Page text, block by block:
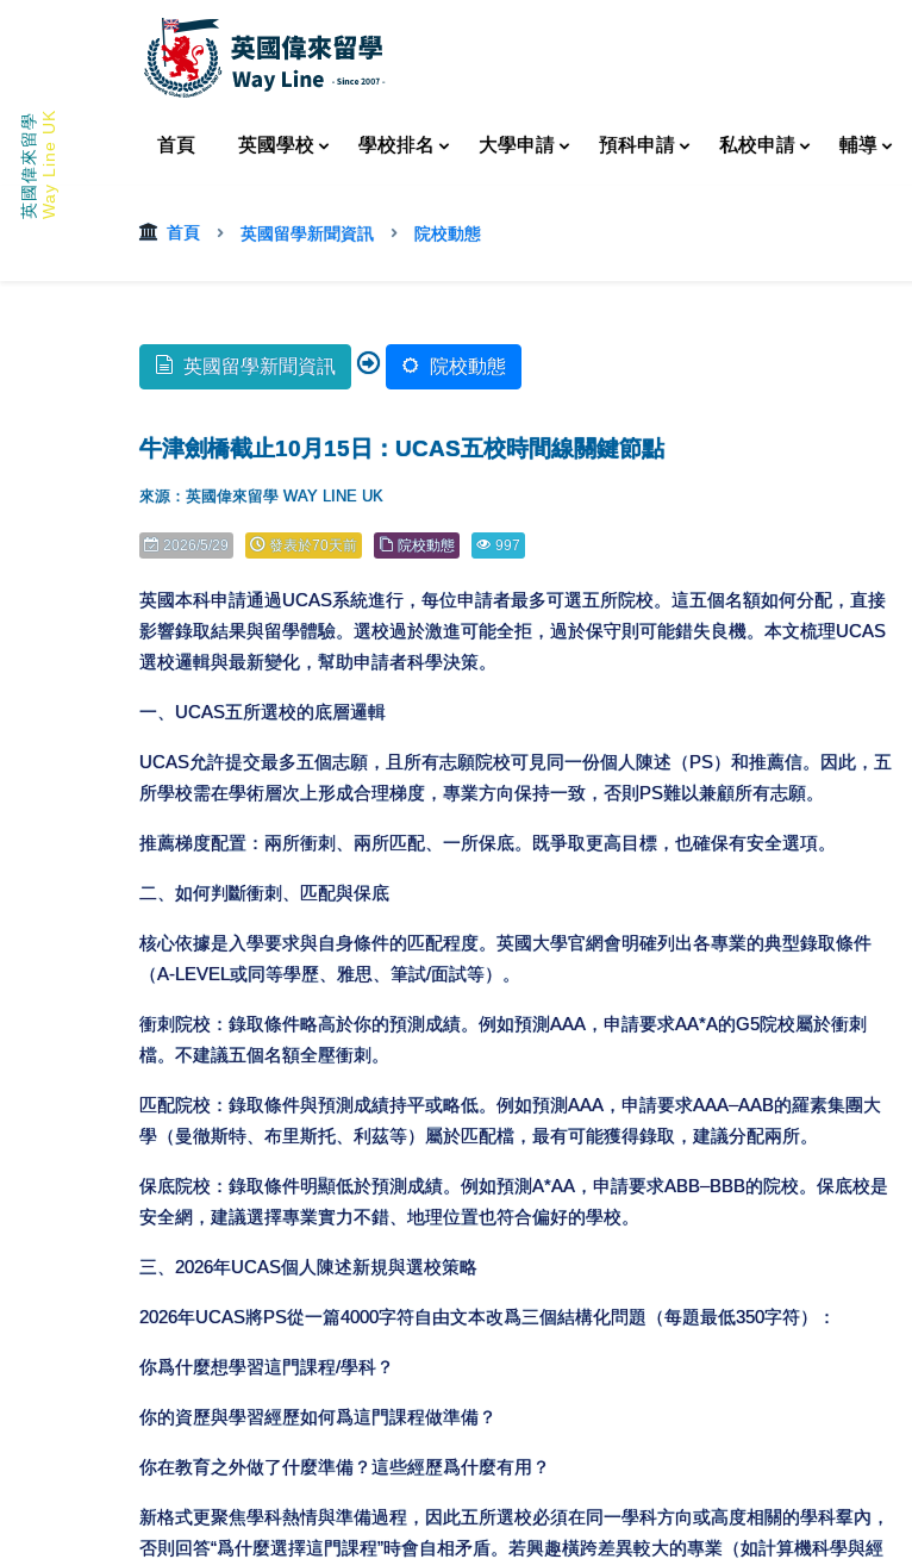
首頁 英國學校 學校排名 大學申請 預科申請 私校申請 輔導
英國偉來留學Way Line UK
首頁 英國留學新聞資訊 院校動態
英國留學新聞資訊 院校動態
牛津劍橋截止10月15日：UCAS五校時間線關鍵節點
來源：英國偉來留學 WAY LINE UK
2026/5/29 發表於70天前 院校動態 997
英國本科申請通過UCAS系統進行，每位申請者最多可選五所院校。這五個名額如何分配，直接
影響錄取結果與留學體驗。選校過於激進可能全拒，過於保守則可能錯失良機。本文梳理UCAS
選校邏輯與最新變化，幫助申請者科學決策。
一、UCAS五所選校的底層邏輯
UCAS允許提交最多五個志願，且所有志願院校可見同一份個人陳述（PS）和推薦信。因此，五
所學校需在學術層次上形成合理梯度，專業方向保持一致，否則PS難以兼顧所有志願。
推薦梯度配置：兩所衝刺、兩所匹配、一所保底。既爭取更高目標，也確保有安全選項。
二、如何判斷衝刺、匹配與保底
核心依據是入學要求與自身條件的匹配程度。英國大學官網會明確列出各專業的典型錄取條件
（A-LEVEL或同等學歷、雅思、筆試/面試等）。
衝刺院校：錄取條件略高於你的預測成績。例如預測AAA，申請要求AA*A的G5院校屬於衝刺
檔。不建議五個名額全壓衝刺。
匹配院校：錄取條件與預測成績持平或略低。例如預測AAA，申請要求AAA–AAB的羅素集團大
學（曼徹斯特、布里斯托、利茲等）屬於匹配檔，最有可能獲得錄取，建議分配兩所。
保底院校：錄取條件明顯低於預測成績。例如預測A*AA，申請要求ABB–BBB的院校。保底校是
安全網，建議選擇專業實力不錯、地理位置也符合偏好的學校。
三、2026年UCAS個人陳述新規與選校策略
2026年UCAS將PS從一篇4000字符自由文本改爲三個結構化問題（每題最低350字符）：
你爲什麼想學習這門課程/學科？
你的資歷與學習經歷如何爲這門課程做準備？
你在教育之外做了什麼準備？這些經歷爲什麼有用？
新格式更聚焦學科熱情與準備過程，因此五所選校必須在同一學科方向或高度相關的學科羣內，
否則回答“爲什麼選擇這門課程”時會自相矛盾。若興趣橫跨差異較大的專業（如計算機科學與經